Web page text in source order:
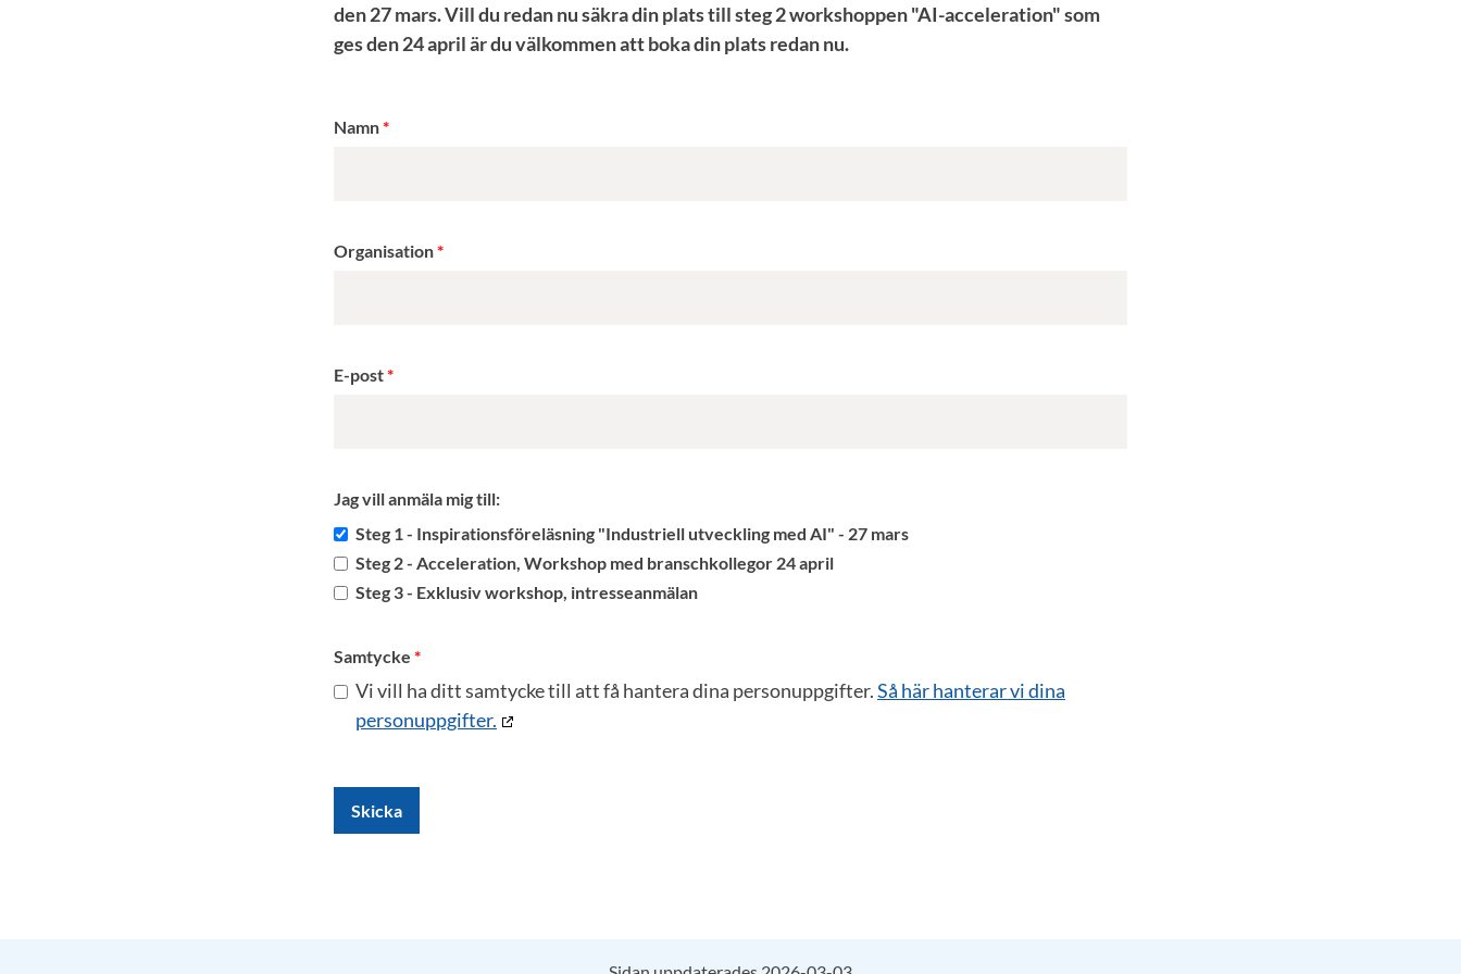
den 27 mars. Vill du redan nu säkra din plats till steg 2 workshoppen "AI-acceleration" som
ges den 24 april är du välkommen att boka din plats redan nu.
Namn
Organisation
E-post
Jag vill anmäla mig till:
Steg 1 - Inspirationsföreläsning "Industriell utveckling med AI" - 27 mars
Steg 2 - Acceleration, Workshop med branschkollegor 24 april
Steg 3 - Exklusiv workshop, intresseanmälan
Samtycke
Vi vill ha ditt samtycke till att få hantera dina personuppgifter.Så här hanterar vi dina
personuppgifter.
Skicka